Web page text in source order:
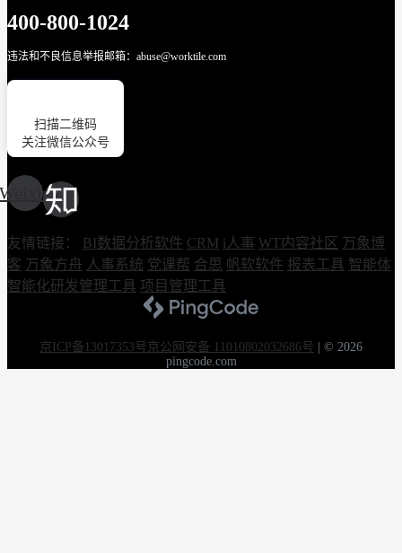
400-800-1024
违法和不良信息举报邮箱：abuse@worktile.com
扫描二维码
关注微信公众号
Weixin
友情链接： BI数据分析软件 CRM i人事 WT内容社区 万象博
客 万象方舟 人事系统 党课帮 合思 帆软软件 报表工具 智能体
智能化研发管理工具 项目管理工具
京ICP备13017353号京公网安备 11010802032686号 | © 2026
pingcode.com